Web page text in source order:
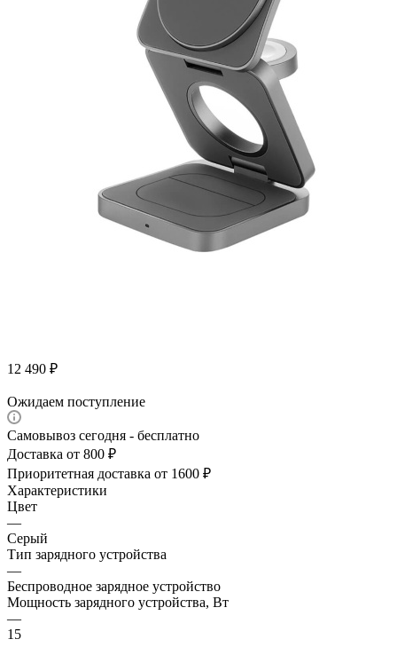
12 490 ₽
Ожидаем поступление
Самовывоз сегодня - бесплатно
Доставка от 800 ₽
Приоритетная доставка от 1600 ₽
Характеристики
Цвет
—
Серый
Тип зарядного устройства
—
Беспроводное зарядное устройство
Мощность зарядного устройства, Вт
—
15